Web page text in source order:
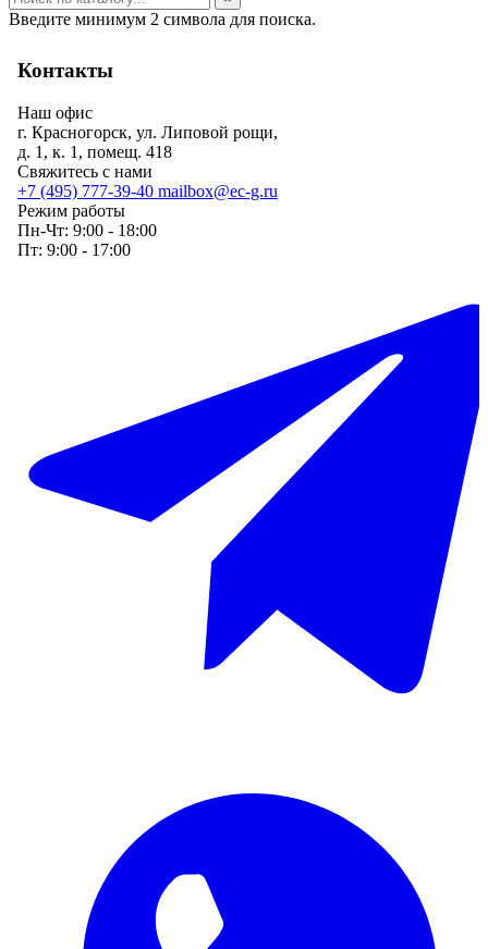
Введите минимум 2 символа для поиска.
Контакты
Наш офис
г. Красногорск, ул. Липовой рощи,
д. 1, к. 1, помещ. 418
Свяжитесь с нами
+7 (495) 777-39-40 mailbox@ec-g.ru
Режим работы
Пн-Чт: 9:00 - 18:00
Пт: 9:00 - 17:00